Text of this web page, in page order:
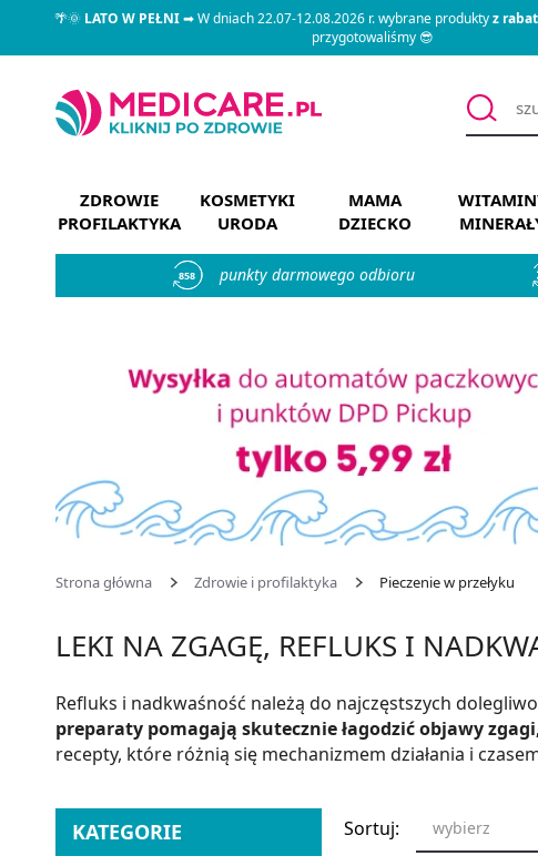
🌴🌞LATO W PEŁNI➡ W dniach 22.07-12.08.2026 r. wybrane produktyz
przygotowaliśmy 😎
ZDROWIE
PROFILAKTYKA
KOSMETYKI
URODA
MAMA
DZIECKO
858 punkty darmowego odbioru
Strona główna Zdrowie i profilaktyka Pieczenie w przełyku
LEKI NA ZGAGĘ, REFLUKS I
Refluks i nadkwaśność należą do najczęstszych
preparaty pomagają skutecznie łagodzić objawy
recepty, które różnią się mechanizmem działania i
KATEGORIE Sortuj: wybierz